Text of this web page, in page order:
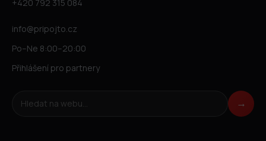
+420 792 315 084
info@pripojto.cz
Po–Ne 8:00–20:00
Přihlášení pro partnery
Hledat na webu →